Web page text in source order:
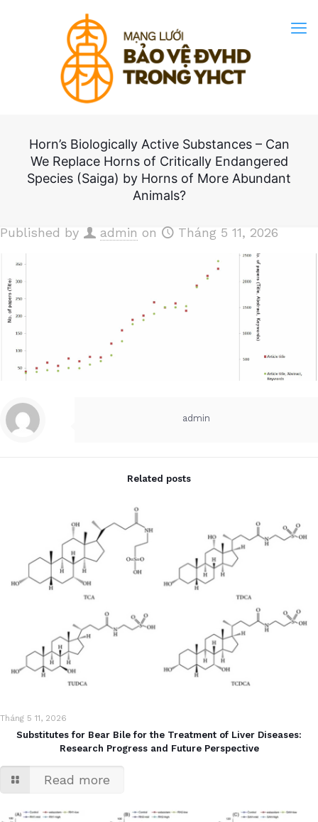
Horn’s Biologically Active Substances – Can
We Replace Horns of Critically Endangered
Species (Saiga) by Horns of More Abundant
Animals?
Published by admin on Tháng 5 11, 2026
admin
Related posts
Tháng 5 11, 2026
Substitutes for Bear Bile for the Treatment of Liver Diseases:
Research Progress and Future Perspective
Read more